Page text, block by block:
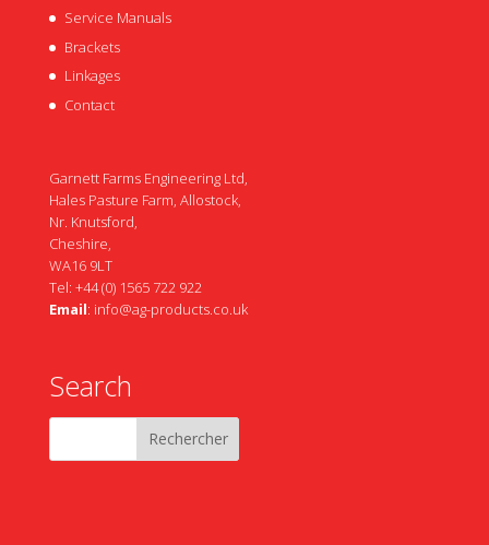
Service Manuals
Brackets
Linkages
Contact
Garnett Farms Engineering Ltd,
Hales Pasture Farm, Allostock,
Nr. Knutsford,
Cheshire,
WA16 9LT
Tel: +44 (0) 1565 722 922
Email: info@ag-products.co.uk
Search